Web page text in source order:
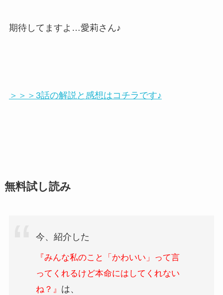
期待してますよ…愛莉さん♪
＞＞＞3話の解説と感想はコチラです♪
無料試し読み
今、紹介した
『みんな私のこと「かわいい」って言
ってくれるけど本命にはしてくれない
ね？』 は、